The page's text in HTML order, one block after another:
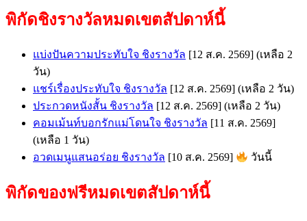
พิกัดชิงรางวัลหมดเขตสัปดาห์นี้
แบ่งปันความประทับใจ ชิงรางวัล [12 ส.ค. 2569] (เหลือ 2
วัน)
แชร์เรื่องประทับใจ ชิงรางวัล [12 ส.ค. 2569] (เหลือ 2 วัน)
ประกวดหนังสั้น ชิงรางวัล [12 ส.ค. 2569] (เหลือ 2 วัน)
คอมเม้นท์บอกรักแม่โดนใจ ชิงรางวัล [11 ส.ค. 2569]
(เหลือ 1 วัน)
อวดเมนูแสนอร่อย ชิงรางวัล [10 ส.ค. 2569] วันนี้
พิกัดของฟรีหมดเขตสัปดาห์นี้